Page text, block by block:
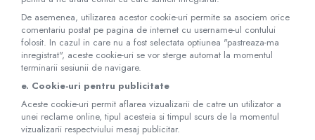
De asemenea, utilizarea acestor cookie-uri permite sa asociem orice
comentariu postat pe pagina de internet cu username-ul contului
folosit. In cazul in care nu a fost selectata optiunea "pastreaza-ma
inregistrat", aceste cookie-uri se vor sterge automat la momentul
terminarii sesiunii de navigare.
e. Cookie-uri pentru publicitate
Aceste cookie-uri permit aflarea vizualizarii de catre un utilizator a
unei reclame online, tipul acesteia si timpul scurs de la momentul
vizualizarii respectviului mesaj publicitar.